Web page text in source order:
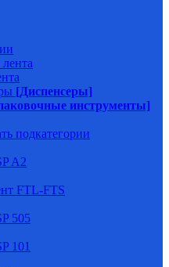
[Диспенсеры]
инструменты]
подкатегории
A2
FTL-FTS
505
101